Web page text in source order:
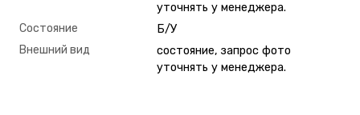
уточнять у менеджера.
Состояние
Б/У
Внешний вид
состояние, запрос фото
уточнять у менеджера.